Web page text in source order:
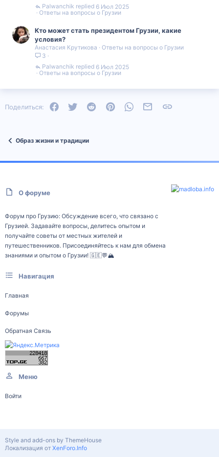
Ответы на вопросы о Грузии
6 Июл 2025
Palwanchik
Кто может стать президентом Грузии, какие
условия?
Анастасия Крутикова
Ответы на вопросы о Грузии
3
Ответы на вопросы о Грузии
6 Июл 2025
Palwanchik
Поделиться: FacebookTwitter Reddit PinterestWhatsAppЭлектронная почта
Образ жизни и традиции
О форуме
Форум про Грузию: Обсуждение всего, что связано с
Грузией. Задавайте вопросы, делитесь опытом и
получайте советы от местных жителей и
путешественников. Присоединяйтесь к нам для обмена
знаниями и опытом о Грузии! 🇬🇪💬🏔️
Навигация
Главная
Форумы
Обратная Связь
Меню
Войти
Style and add-ons by ThemeHouse
Локализация от XenForo.Info